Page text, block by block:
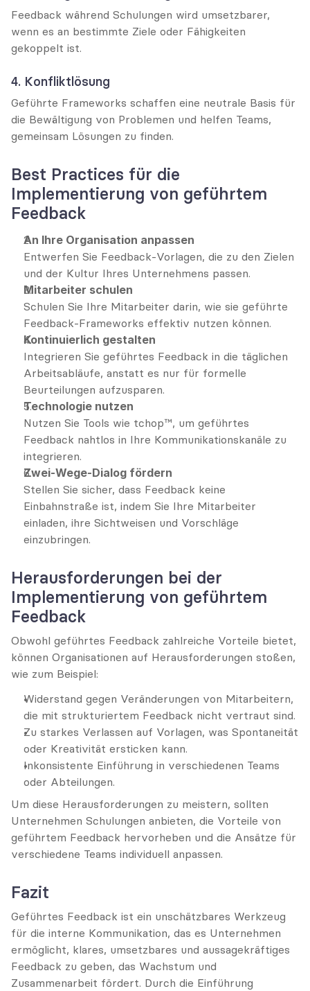
Feedback während Schulungen wird umsetzbarer,
wenn es an bestimmte Ziele oder Fähigkeiten
gekoppelt ist.
4. Konfliktlösung
Geführte Frameworks schaffen eine neutrale Basis für
die Bewältigung von Problemen und helfen Teams,
gemeinsam Lösungen zu finden.
Best Practices für die
Implementierung von geführtem
Feedback
An Ihre Organisation anpassen
Entwerfen Sie Feedback-Vorlagen, die zu den Zielen
und der Kultur Ihres Unternehmens passen.
Mitarbeiter schulen
Schulen Sie Ihre Mitarbeiter darin, wie sie geführte
Feedback-Frameworks effektiv nutzen können.
Kontinuierlich gestalten
Integrieren Sie geführtes Feedback in die täglichen
Arbeitsabläufe, anstatt es nur für formelle
Beurteilungen aufzusparen.
Technologie nutzen
Nutzen Sie Tools wie tchop™, um geführtes
Feedback nahtlos in Ihre Kommunikationskanäle zu
integrieren.
Zwei-Wege-Dialog fördern
Stellen Sie sicher, dass Feedback keine
Einbahnstraße ist, indem Sie Ihre Mitarbeiter
einladen, ihre Sichtweisen und Vorschläge
einzubringen.
Herausforderungen bei der
Implementierung von geführtem
Feedback
Obwohl geführtes Feedback zahlreiche Vorteile bietet,
können Organisationen auf Herausforderungen stoßen,
wie zum Beispiel:
Widerstand gegen Veränderungen von Mitarbeitern,
die mit strukturiertem Feedback nicht vertraut sind.
Zu starkes Verlassen auf Vorlagen, was Spontaneität
oder Kreativität ersticken kann.
Inkonsistente Einführung in verschiedenen Teams
oder Abteilungen.
Um diese Herausforderungen zu meistern, sollten
Unternehmen Schulungen anbieten, die Vorteile von
geführtem Feedback hervorheben und die Ansätze für
verschiedene Teams individuell anpassen.
Fazit
Geführtes Feedback ist ein unschätzbares Werkzeug
für die interne Kommunikation, das es Unternehmen
ermöglicht, klares, umsetzbares und aussagekräftiges
Feedback zu geben, das Wachstum und
Zusammenarbeit fördert. Durch die Einführung